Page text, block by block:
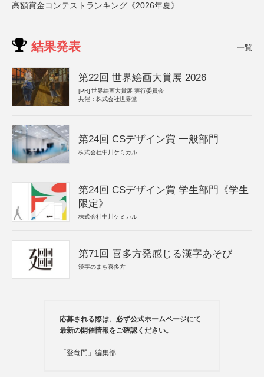
高額賞金コンテストランキング《2026年夏》
結果発表 一覧
第22回 世界絵画大賞展 2026
[PR] 世界絵画大賞展 実行委員会
共催：株式会社世界堂
第24回 CSデザイン賞 一般部門
株式会社中川ケミカル
第24回 CSデザイン賞 学生部門《学生
限定》
株式会社中川ケミカル
第71回 喜多方発感じる漢字あそび
漢字のまち喜多方
応募される際は、必ず公式ホームページにて
最新の開催情報をご確認ください。
「登竜門」編集部